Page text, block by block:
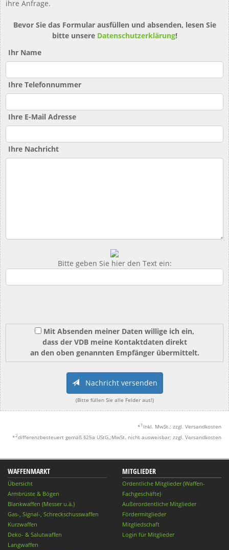
ihre Anfrage.
Bevor Sie das Formular ausfüllen und absenden, lesen Sie
bitte unsere Datenschutzerklärung!
Ihr Name
Ihre Telefonnummer
Ihre E-Mail Adresse
Ihre Nachricht
Bitte geben Sie hier den Text ein:
Mit Absenden meiner Daten willige ich ein,
dass der VDB meine Kontaktdaten direkt
an den oben genannten Empfänger übermittelt.
Nachricht versenden
(Bitte füllen Sie alle Felder aus!)
* 1 inkl. MwSt.; zzgl. Versandkosten
*2differenzbesteuert gemäß §25a UStG.;MwSt. nicht ausweisbar; zzgl. Versandkosten
WAFFENMARKT
Übersicht
Armbrüste & Bögen
Blankwaffen (Messer u.ä.)
Gas-, Signal-, Schreckschusswaffen
Kurzwaffen
Deko- & Salutwaffen
Langwaffen
MITGLIEDER
Ordentliche Mitglieder (Waffen-
Fachgeschäfte)
Außerordentliche Mitglieder
Fördermitglieder
Mitgliedschaft
Login für Mitglieder